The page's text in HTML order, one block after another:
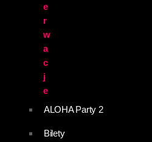
e
r
w
a
c
j
e
ALOHA Party 2
Bilety